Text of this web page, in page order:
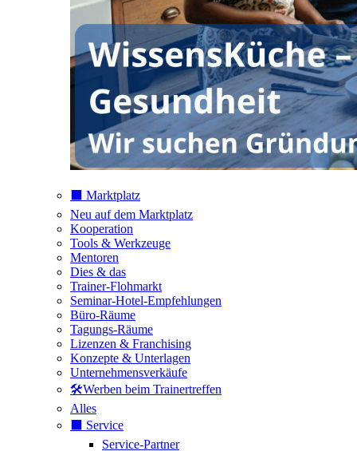
⬛️ Marktplatz
Neu auf dem Marktplatz
Kooperation
Tools & Werkzeuge
Mentoren
Dies & das
Trainer-Flohmarkt
Seminar-Hotel-Empfehlungen
Büro-Räume
Tagungs-Räume
Lizenzen & Franchising
Konzepte & Unterlagen
Unternehmensverkäufe
🛠️Werben beim Trainertreffen
Alles
⬛️ Service
Service-Partner